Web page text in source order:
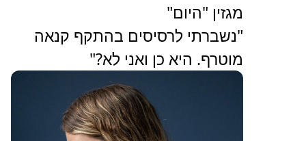
מגזין "היום"
"נשברתי לרסיסים בהתקף קנאה
מוטרף. היא כן ואני לא?"